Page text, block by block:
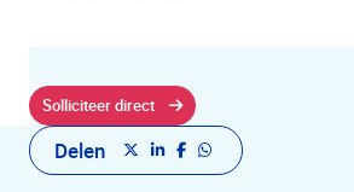
Solliciteer direct
Delen